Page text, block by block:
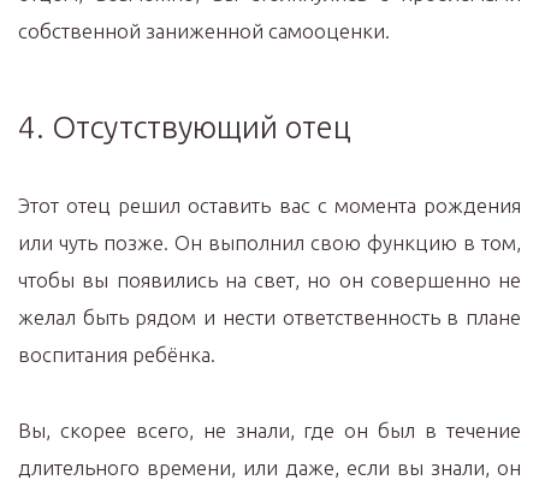
собственной заниженной самооценки.
4. Отсутствующий отец
Этот отец решил оставить вас с момента рождения
или чуть позже. Он выполнил свою функцию в том,
чтобы вы появились на свет, но он совершенно не
желал быть рядом и нести ответственность в плане
воспитания ребёнка.
Вы, скорее всего, не знали, где он был в течение
длительного времени, или даже, если вы знали, он